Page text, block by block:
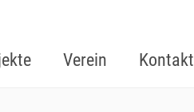
Verein Kontakt